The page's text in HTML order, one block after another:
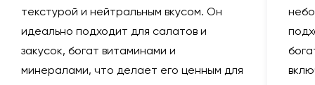
текстурой и нейтральным вкусом. Он
идеально подходит для салатов и
закусок, богат витаминами и
минералами, что делает его ценным для